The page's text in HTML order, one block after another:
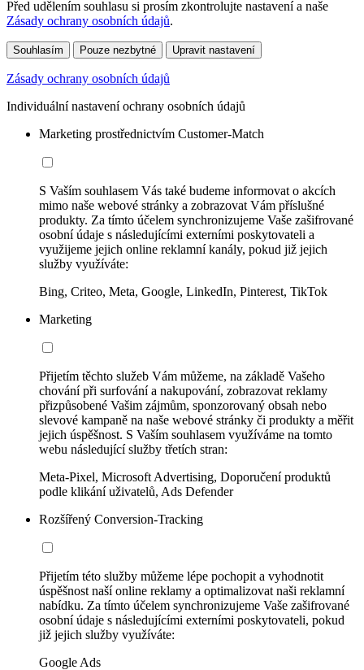
Před udělením souhlasu si prosím zkontrolujte nastavení a naše
Zásady ochrany osobních údajů.
Souhlasím Pouze nezbytné Upravit nastavení
Zásady ochrany osobních údajů
Individuální nastavení ochrany osobních údajů
Marketing prostřednictvím Customer-Match
S Vaším souhlasem Vás také budeme informovat o akcích
mimo naše webové stránky a zobrazovat Vám příslušné
produkty. Za tímto účelem synchronizujeme Vaše zašifrované
osobní údaje s následujícími externími poskytovateli a
využijeme jejich online reklamní kanály, pokud již jejich
služby využíváte:
Bing, Criteo, Meta, Google, LinkedIn, Pinterest, TikTok
Marketing
Přijetím těchto služeb Vám můžeme, na základě Vašeho
chování při surfování a nakupování, zobrazovat reklamy
přizpůsobené Vašim zájmům, sponzorovaný obsah nebo
slevové kampaně na naše webové stránky či produkty a měřit
jejich úspěšnost. S Vaším souhlasem využíváme na tomto
webu následující služby třetích stran:
Meta-Pixel, Microsoft Advertising, Doporučení produktů
podle klikání uživatelů, Ads Defender
Rozšířený Conversion-Tracking
Přijetím této služby můžeme lépe pochopit a vyhodnotit
úspěšnost naší online reklamy a optimalizovat naši reklamní
nabídku. Za tímto účelem synchronizujeme Vaše zašifrované
osobní údaje s následujícími externími poskytovateli, pokud
již jejich služby využíváte:
Google Ads